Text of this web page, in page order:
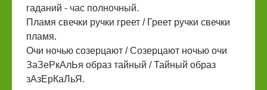
гаданий - час полночный.
Пламя свечки ручки греет / Греет ручки свечки
пламя.
Очи ночью созерцают / Созерцают ночью очи
ЗаЗеРкАлЬя образ тайный / Тайный образ
зАзЕрКаЛьЯ.